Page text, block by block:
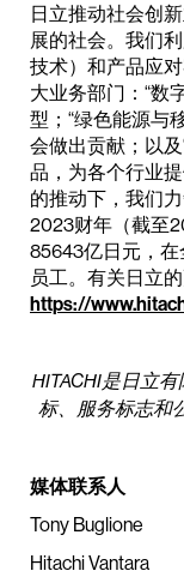
日立推动社会创
展的社会。我们
技术）和产品应
大业务部门：“
型；“绿色能源与
会做出贡献；以
品，为各个行业
的推动下，我们
2023财年（截至
85643亿日元，
员工。有关日立
https://
HITACHI是日立
标、服务标志和
媒体联系人
Tony Buglione
Hitachi Vantara